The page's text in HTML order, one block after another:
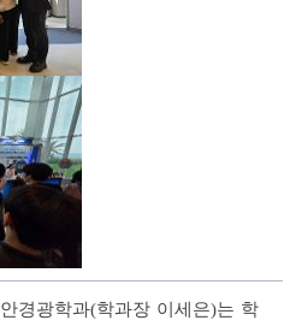
안경광학과(학과장 이세은)는 학